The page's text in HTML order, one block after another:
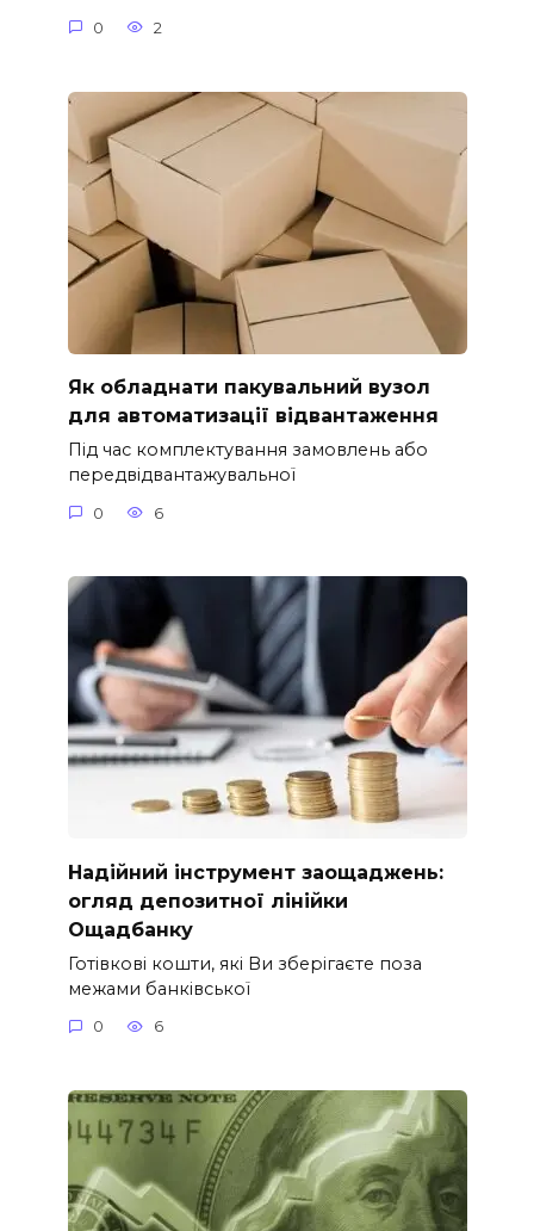
0 2
Як обладнати пакувальний вузол
для автоматизації відвантаження
Під час комплектування замовлень або
передвідвантажувальної
0 6
Надійний інструмент заощаджень:
огляд депозитної лінійки
Ощадбанку
Готівкові кошти, які Ви зберігаєте поза
межами банківської
0 6